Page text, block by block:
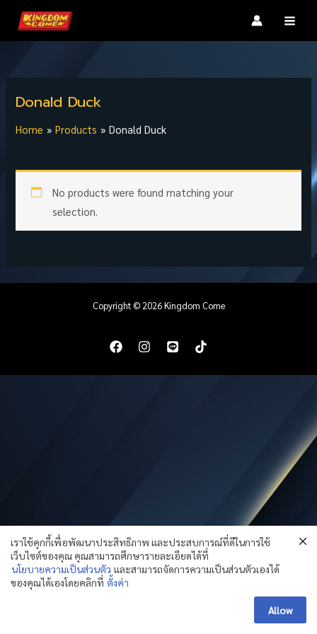
MAIN
Donald Duck
Home Products Donald Duck
No products were found matching your
selection.
Copyright © 2026 Kingdom Come
เราใช้คุกกี้เพื่อพัฒนาประสิทธิภาพ และประสบการณ์ที่ดีในการใช้
เว็บไซต์ของคุณ คุณสามารถศึกษารายละเอียดได้ที่
นโยบายความเป็นส่วนตัว และสามารถจัดการความเป็นส่วนตัวเองได้
ของคุณได้เองโดยคลิกที่ ตั้งค่า
Allow
OPEN